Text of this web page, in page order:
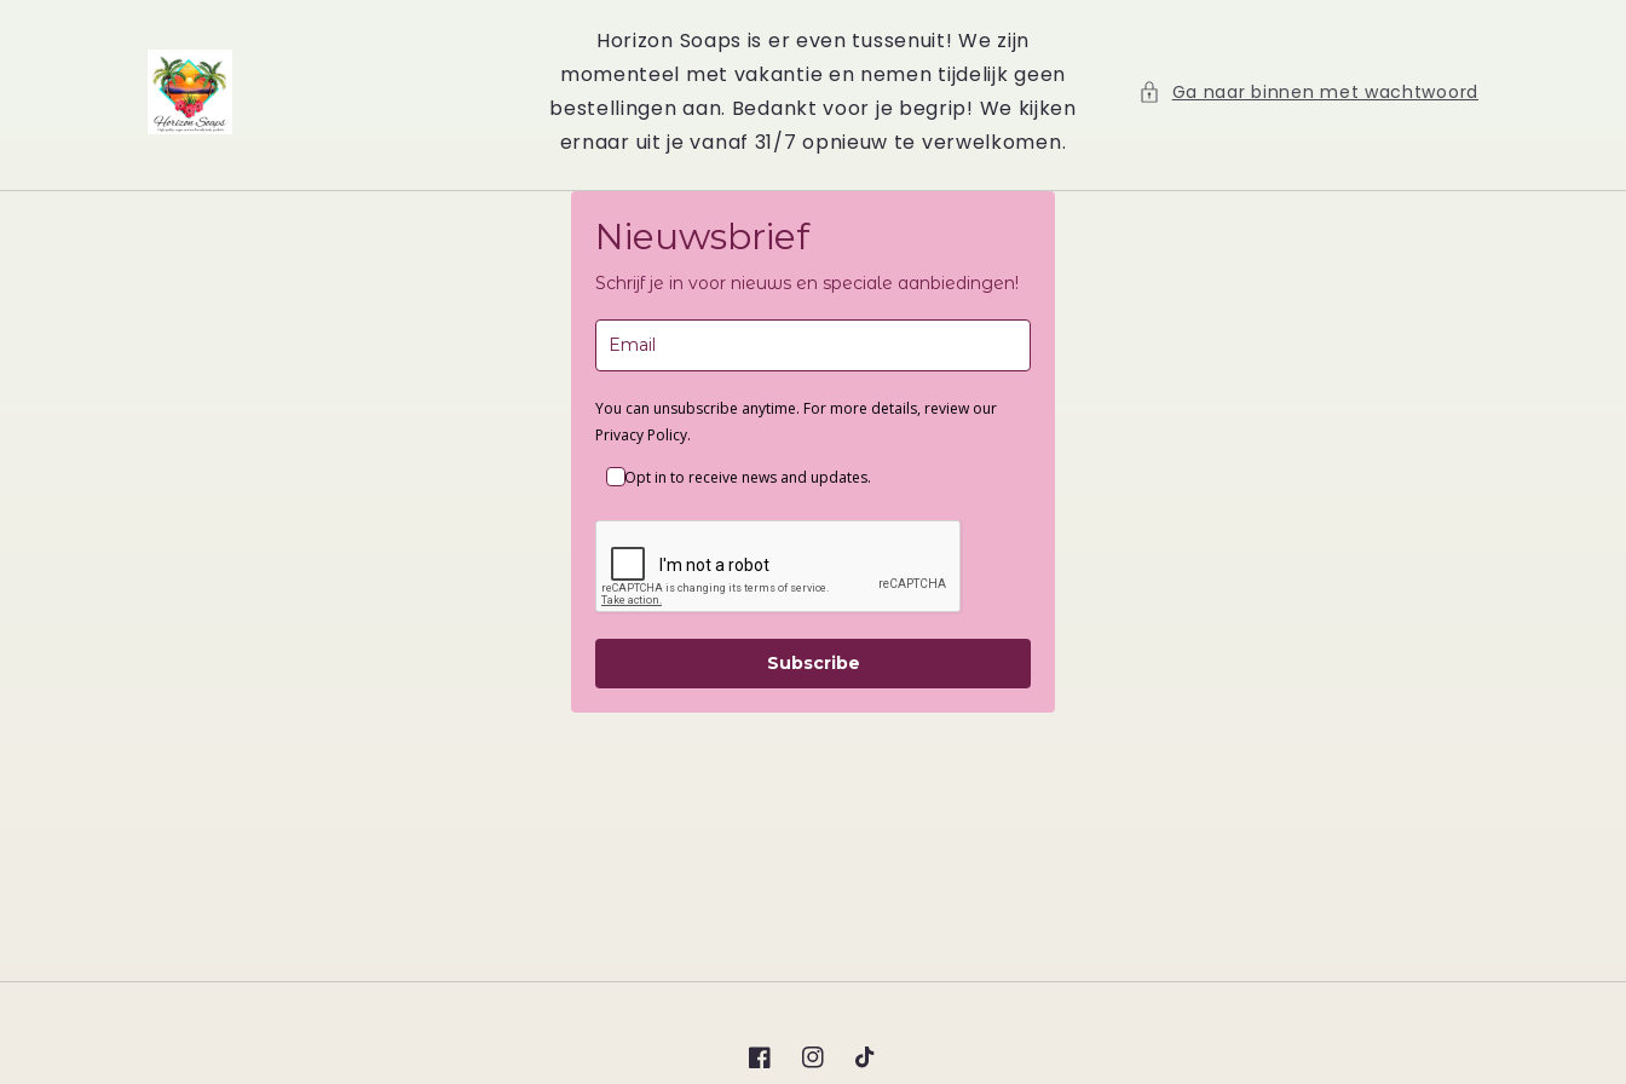
Horizon Soaps is er even tussenuit! We zijn
momenteel met vakantie en nemen tijdelijk geen
bestellingen aan. Bedankt voor je begrip! We kijken
ernaar uit je vanaf 31/7 opnieuw te verwelkomen.
Ga naar binnen met wachtwoord
Nieuwsbrief
Schrijf je in voor nieuws en speciale aanbiedingen!
You can unsubscribe anytime. For more details, review our
Privacy Policy.
Opt in to receive news and updates.
Subscribe
FacebookInstagram
TikTok